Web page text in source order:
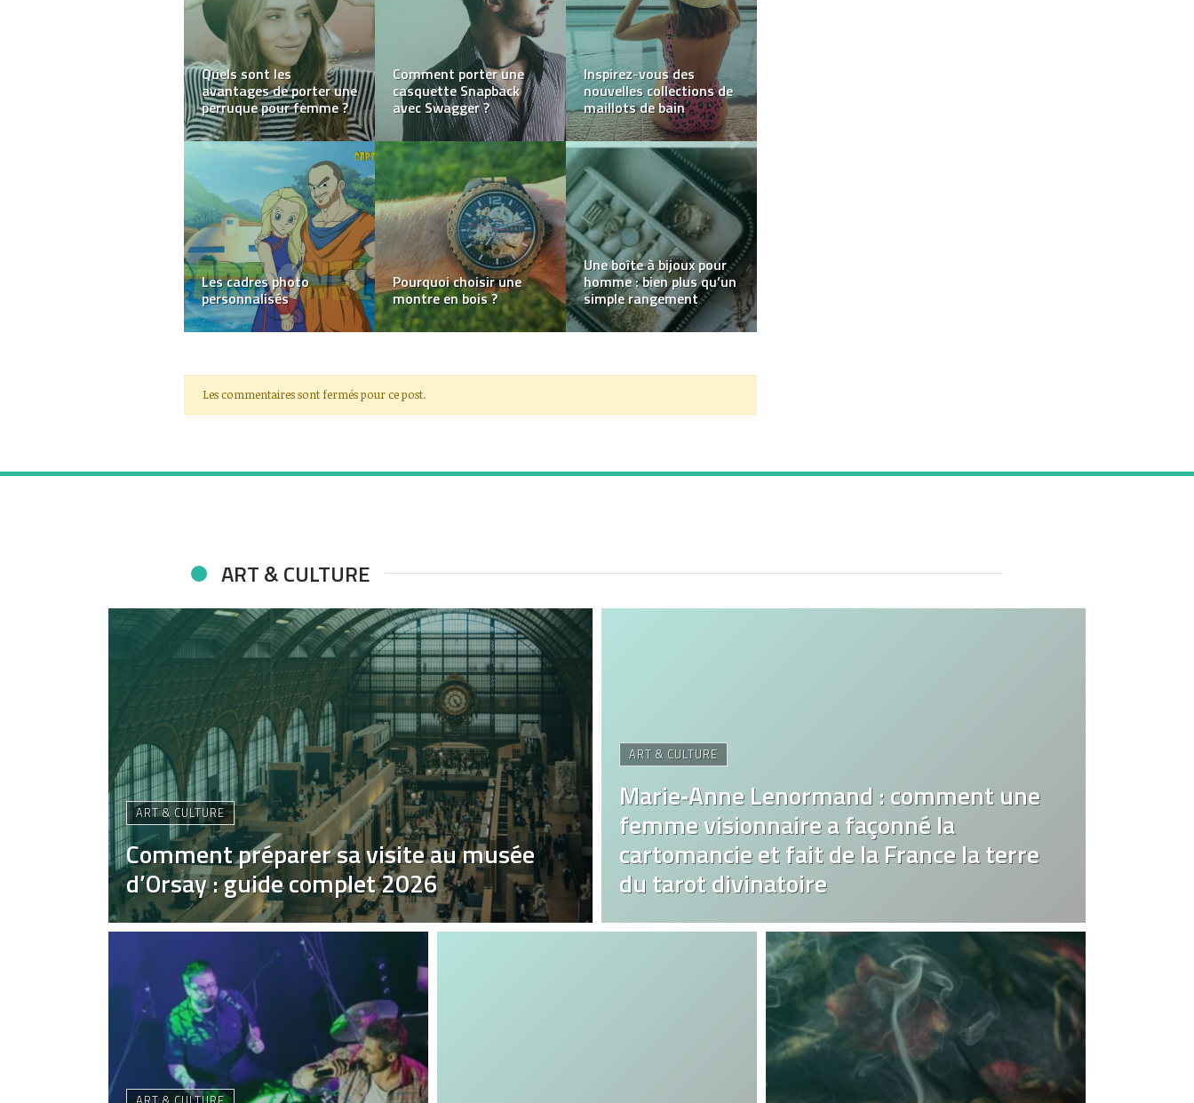
Comment choisir son
fournisseur
d’ameublement et de
décoration ?
Les montres en bois
parfaites à offrir pour la
fête des mères
Vêtements garçon en
gros : les tendances de
la saison
Quelle est l’importance
du bois dans le monde
des accessoires de
mode ?
Comment choisir une
robe de mariée ?
Inspiration mode ! Les
bijoux en perles de Tahiti
Les commentaires sont fermés pour ce post.
ART & CULTURE
ART & CULTURE
Comment préparer sa visite au musée
d’Orsay : guide complet 2026
ART & CULTURE
Marie‑Anne Lenormand : comment une
femme visionnaire a façonné la
cartomancie et fait de la France la terre
du tarot divinatoire